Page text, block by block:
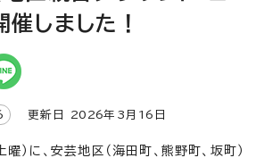
しました！
更新日 2026年3月 16 日
）に、安芸地区（海田町、熊野町、坂町）